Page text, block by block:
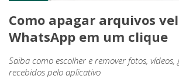
Como apagar arquivos
WhatsApp em um clique
Saiba como escolher e remover fotos, vídeos,
recebidos pelo aplicativo